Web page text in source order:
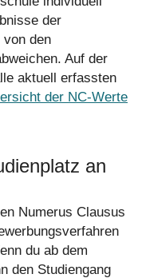
der
von den
Auf der
aktuell erfassten
der NC-Werte
an
Numerus Clausus
du ab dem
den Studiengang